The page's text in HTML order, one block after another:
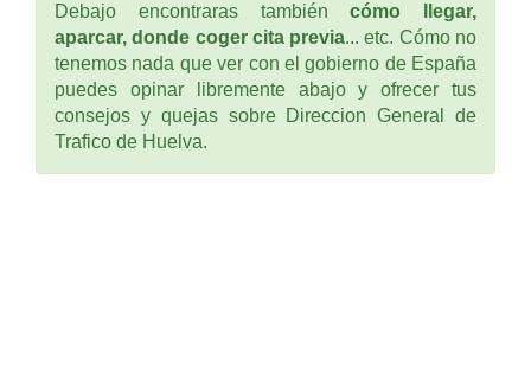
Debajo encontraras tambiéncómo llegar,
aparcar, donde coger cita previa... etc. Cómo no
tenemos nada que ver con el gobierno de España
puedes opinar libremente abajo y ofrecer tus
consejos y quejas sobre Direccion General de
Trafico de Huelva.